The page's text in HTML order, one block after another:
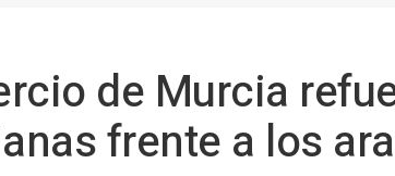
de Murcia
frente a los